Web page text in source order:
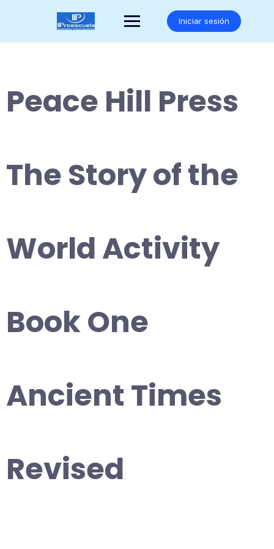
Iniciar sesión
Peace Hill Press
The Story of the
World Activity
Book One
Ancient Times
Revised